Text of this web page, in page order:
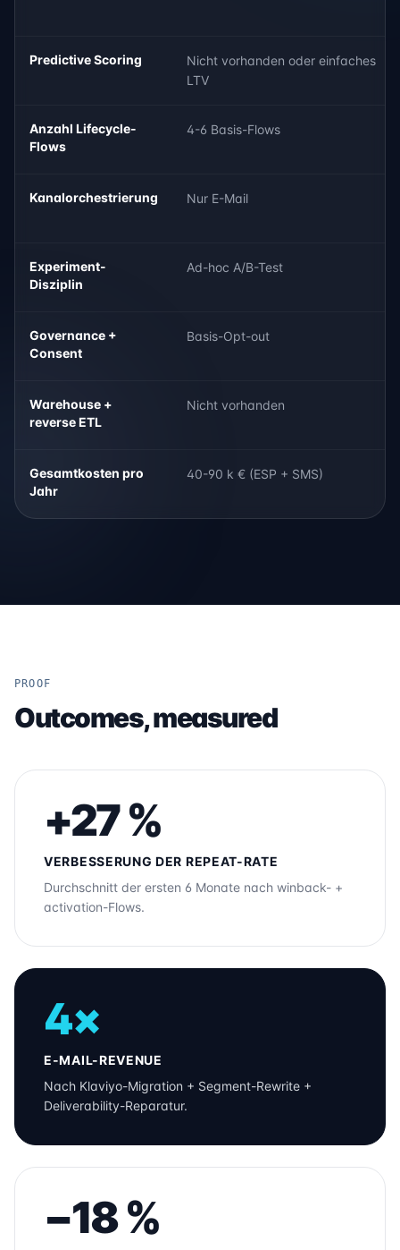
Predictive Scoring
Nicht vorhanden oder einfaches
LTV
Anzahl Lifecycle-
Flows
4-6 Basis-Flows
Kanalorchestrierung Nur E-Mail
Experiment-
Disziplin
Ad-hoc A/B-Test
Governance +
Consent
Basis-Opt-out
Warehouse +
reverse ETL
Nicht vorhanden
Gesamtkosten pro
Jahr
40-90 k € (ESP + SMS)
PROOF
Outcomes, measured
+27 %
VERBESSERUNG DER REPEAT-RATE
Durchschnitt der ersten 6 Monate nach winback- +
activation-Flows.
4×
E-MAIL-REVENUE
Nach Klaviyo-Migration + Segment-Rewrite +
Deliverability-Reparatur.
−18 %